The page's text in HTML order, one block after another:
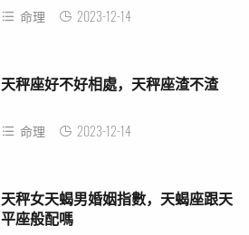
命理 2023-12-14
天秤座好不好相處，天秤座渣不渣
命理 2023-12-14
天秤女天蝎男婚姻指數，天蝎座跟天
平座般配嗎